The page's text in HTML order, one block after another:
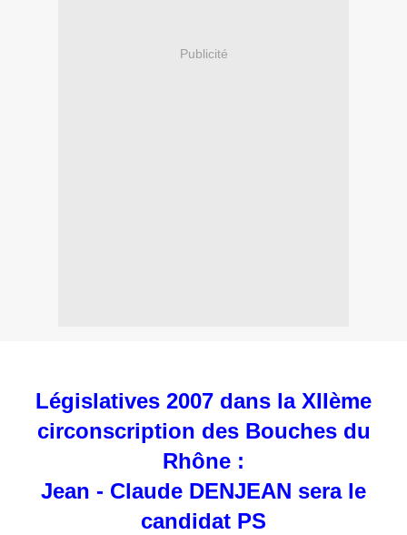
Publicité
Législatives 2007 dans la XIIème
circonscription des Bouches du
Rhône :
Jean - Claude DENJEAN sera le
candidat PS